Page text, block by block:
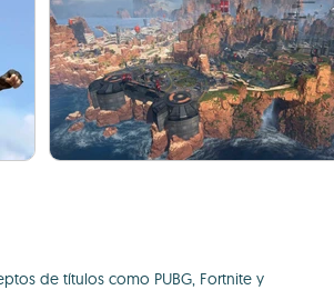
de títulos como PUBG, Fortnite y